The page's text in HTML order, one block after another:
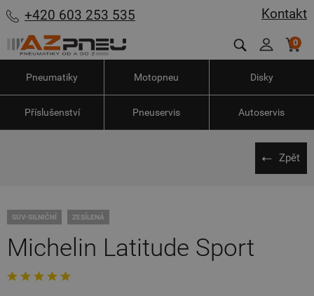
Kontakt
+420 603 253 535
0
Pneumatiky Motopneu Disky
Příslušenství Pneuservis Autoservis
Zpět
SUV-SILNIČNÍ ZESÍLENÁ
Michelin Latitude Sport